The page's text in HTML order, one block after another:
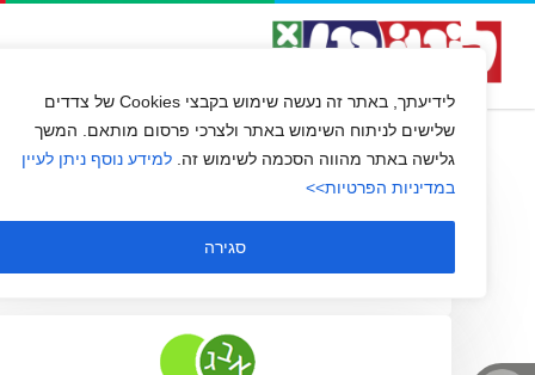
לידיעתך, באתר זה נעשה שימוש בקבצי Cookies של צדדים
שלישים לניתוח השימוש באתר ולצרכי פרסום מותאם. המשך
גלישה באתר מהווה הסכמה לשימוש זה. למידע נוסף ניתן לעיין
במדיניות הפרטיות>>
סגירה
יוצאים לשינוי